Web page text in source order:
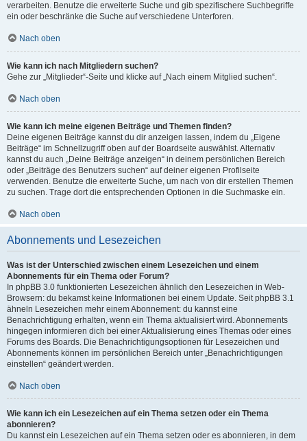
verarbeiten. Benutze die erweiterte Suche und gib spezifischere Suchbegriffe
ein oder beschränke die Suche auf verschiedene Unterforen.
Nach oben
Wie kann ich nach Mitgliedern suchen?
Gehe zur „Mitglieder“-Seite und klicke auf „Nach einem Mitglied suchen“.
Nach oben
Wie kann ich meine eigenen Beiträge und Themen finden?
Deine eigenen Beiträge kannst du dir anzeigen lassen, indem du „Eigene
Beiträge“ im Schnellzugriff oben auf der Boardseite auswählst. Alternativ
kannst du auch „Deine Beiträge anzeigen“ in deinem persönlichen Bereich
oder „Beiträge des Benutzers suchen“ auf deiner eigenen Profilseite
verwenden. Benutze die erweiterte Suche, um nach von dir erstellen Themen
zu suchen. Trage dort die entsprechenden Optionen in die Suchmaske ein.
Nach oben
Abonnements und Lesezeichen
Was ist der Unterschied zwischen einem Lesezeichen und einem
Abonnements für ein Thema oder Forum?
In phpBB 3.0 funktionierten Lesezeichen ähnlich den Lesezeichen in Web-
Browsern: du bekamst keine Informationen bei einem Update. Seit phpBB 3.1
ähneln Lesezeichen mehr einem Abonnement: du kannst eine
Benachrichtigung erhalten, wenn ein Thema aktualisiert wird. Abonnements
hingegen informieren dich bei einer Aktualisierung eines Themas oder eines
Forums des Boards. Die Benachrichtigungsoptionen für Lesezeichen und
Abonnements können im persönlichen Bereich unter „Benachrichtigungen
einstellen“ geändert werden.
Nach oben
Wie kann ich ein Lesezeichen auf ein Thema setzen oder ein Thema
abonnieren?
Du kannst ein Lesezeichen auf ein Thema setzen oder es abonnieren, in dem